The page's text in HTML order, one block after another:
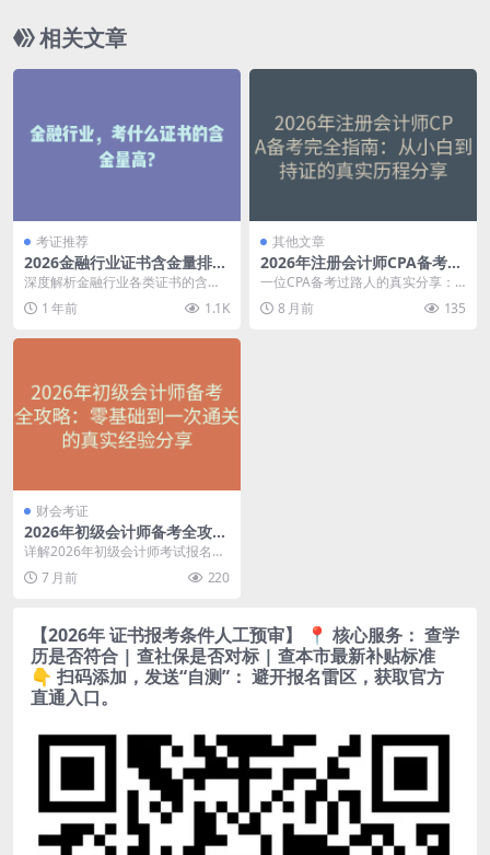
相关文章
考证推荐
2026金融行业证书含金量排
名：从入门到顶级，一文讲透
深度解析金融行业各类证书的含金
量、考试难度和职业价值，帮你选
对证书少走弯路。
1 年前 1.1K
其他文章
2026年注册会计师CPA备考完
全指南：从小白到持证的真实
历程分享
一位CPA备考过路人的真实分享：2
026年考试时间、六科特点、科目
搭配、备考策略...
8 月前 135
财会考证
2026年初级会计师备考全攻
略：零基础到一次通关的真实
详解2026年初级会计师考试报名条
件、时间安排、科目特点和备考方
法，分享从零基础...
7 月前 220
【2026年 证书报考条件人工预审】 📍 核心服务： 查学
历是否符合 | 查社保是否对标 | 查本市最新补贴标准
👇 扫码添加，发送“自测”： 避开报名雷区，获取官方
直通入口。